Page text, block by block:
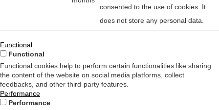
consented to the use of cookies. It
does not store any personal data.
Functional
Functional
Functional cookies help to perform certain functionalities like sharing
the content of the website on social media platforms, collect
feedbacks, and other third-party features.
Performance
Performance